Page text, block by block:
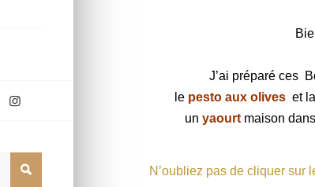
J’ai préparé ces
le pesto aux oliveset la
un yaourtmaison
N’oubliez pas de cliquer sur